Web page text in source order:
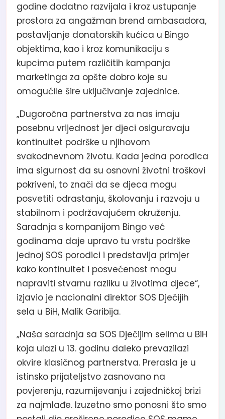
godine dodatno razvijala i kroz ustupanje
prostora za angažman brend ambasadora,
postavljanje donatorskih kućica u Bingo
objektima, kao i kroz komunikaciju s
kupcima putem različitih kampanja
marketinga za opšte dobro koje su
omogućile šire uključivanje zajednice.
„Dugoročna partnerstva za nas imaju
posebnu vrijednost jer djeci osiguravaju
kontinuitet podrške u njihovom
svakodnevnom životu. Kada jedna porodica
ima sigurnost da su osnovni životni troškovi
pokriveni, to znači da se djeca mogu
posvetiti odrastanju, školovanju i razvoju u
stabilnom i podržavajućem okruženju.
Saradnja s kompanijom Bingo već
godinama daje upravo tu vrstu podrške
jednoj SOS porodici i predstavlja primjer
kako kontinuitet i posvećenost mogu
napraviti stvarnu razliku u životima djece“,
izjavio je nacionalni direktor SOS Dječijih
sela u BiH, Malik Garibija.
„Naša saradnja sa SOS Dječijim selima u BiH
koja ulazi u 13. godinu daleko prevazilazi
okvire klasičnog partnerstva. Prerasla je u
istinsko prijateljstvo zasnovano na
povjerenju, razumijevanju i zajedničkoj brizi
za najmlađe. Izuzetno smo ponosni što smo